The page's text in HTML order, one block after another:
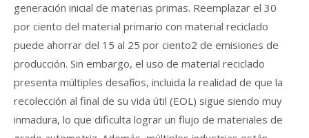
generación inicial de materias primas. Reemplazar el 30
por ciento del material primario con material reciclado
puede ahorrar del 15 al 25 por ciento2 de emisiones de
producción. Sin embargo, el uso de material reciclado
presenta múltiples desafíos, incluida la realidad de que la
recolección al final de su vida útil (EOL) sigue siendo muy
inmadura, lo que dificulta lograr un flujo de materiales de